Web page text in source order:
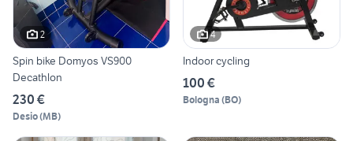
2
Spin bike Domyos VS900
Decathlon
230 €
Desio(MB)
4
Indoor cycling
100 €
Bologna (BO)